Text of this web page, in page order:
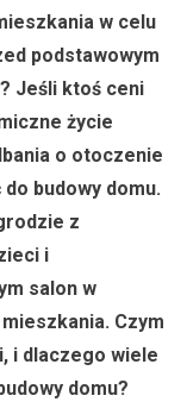
w celu
podstawowym
Jeśli ktoś ceni
życie
o otoczenie
budowy domu.
z
i
salon w
Czym
i dlaczego wiele
domu?